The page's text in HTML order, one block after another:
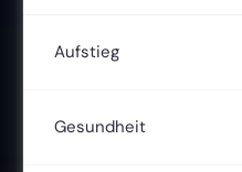
Aufstieg
Christusbewusstsein
Gesundheit